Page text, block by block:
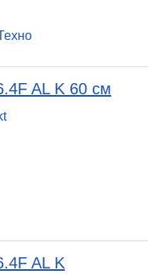
AL K 60 см
AL K